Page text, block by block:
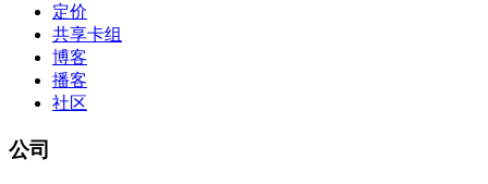
定价
共享卡组
博客
播客
社区
公司